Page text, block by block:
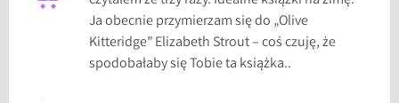
Ja obecnie przymierzam się do „Olive
Kitteridge” Elizabeth Strout – coś czuję, że
spodobałaby się Tobie ta książka..